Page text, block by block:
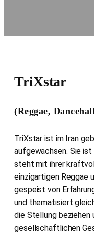
TriXstar
(Reggae,
TriXstar ist im Iran
aufgewachsen. Sie
steht mit ihrer
einzigartigen Reggae
gespeist von
und thematisiert
die Stellung beziehen
gesellschaftlichen